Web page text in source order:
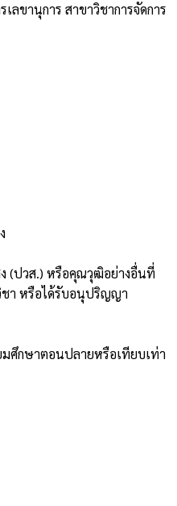
ลขานุการ สาขาวิชาการจัดการ
(ปวส.) หรือคุณวุฒิอย่างอื่นที่
ชา หรือได้รับอนุปริญญา
ศึกษาตอนปลายหรือเทียบเท่า